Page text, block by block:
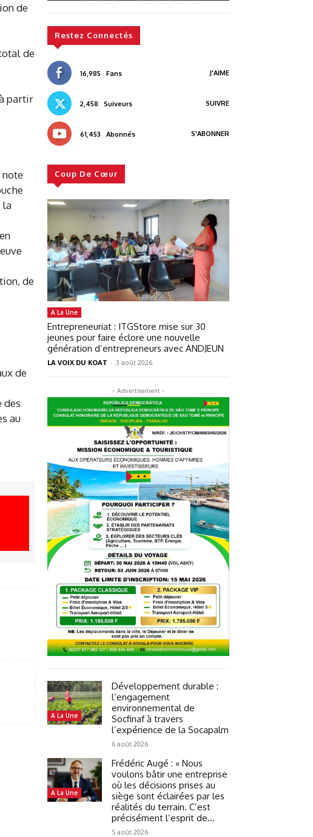
de
de
partir
note
la
de
de
des
au
Restez Connectés
16,985 Fans J'AIME
2,458 Suiveurs SUIVRE
61,453 Abonnés S'ABONNER
Coup De Cœur
A La Une
Entrepreneuriat : ITGStore mise sur 30
jeunes pour faire éclore une nouvelle
génération d’entrepreneurs avec ANDJEUN
LA VOIX DU KOAT - 3 août 2026
- Advertisement -
A La Une
Développement durable :
l’engagement
environnemental de
Socfinaf à travers
l’expérience de la Socapalm
6 août 2026
A La Une
Frédéric Augé : « Nous
voulons bâtir une entreprise
où les décisions prises au
siège sont éclairées par les
réalités du terrain. C’est
précisément l’esprit de...
5 août 2026